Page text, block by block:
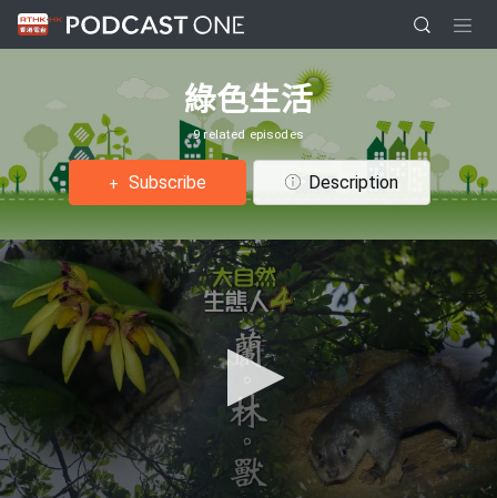
綠色生活
9 related episodes
Subscribe Description